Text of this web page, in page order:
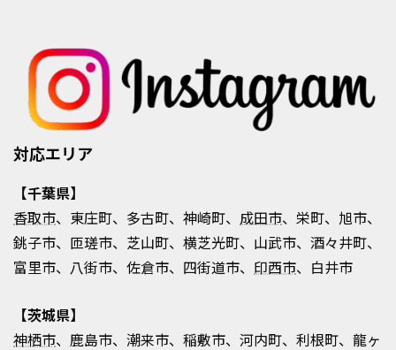
対応エリア
【千葉県】
香取市、東庄町、多古町、神崎町、 成田市、栄町、旭市、
銚子市、匝瑳市、芝山町、横芝光町、山武市、酒々井町、
富里市、八街市、佐倉市、四街道市、 印西市、白井市
【茨城県】
神栖市、鹿島市、潮来市、稲敷市、河内町、利根町、龍ヶ